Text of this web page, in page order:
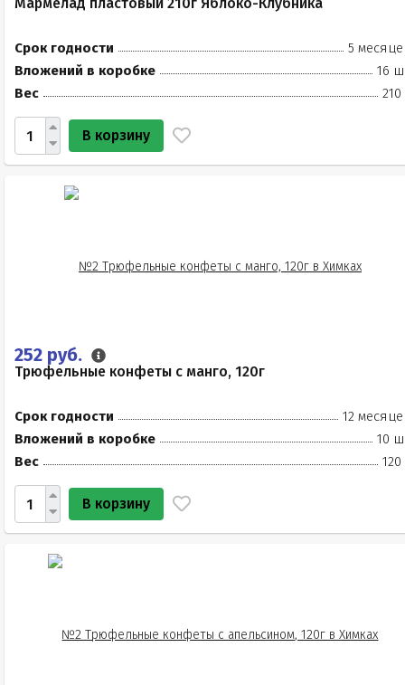
Срок годности
5
Вложений в коробке
16
Вес
210
В корзину
252 руб.
Трюфельные конфеты с манго, 120г
Срок годности
12
Вложений в коробке
10
Вес
120
В корзину